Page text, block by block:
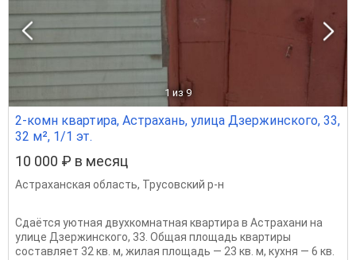
1 из 9
2-комн квартира, Астрахань, улица Дзержинского, 33,
32 м², 1/1 эт.
10 000 ₽ в месяц
Астраханская область, Трусовский р-н
Сдаётся уютная двухкомнатная квартира в Астрахани на
улице Дзержинского, 33. Общая площадь квартиры
составляет 32 кв. м, жилая площадь — 23 кв. м, кухня — 6 кв.